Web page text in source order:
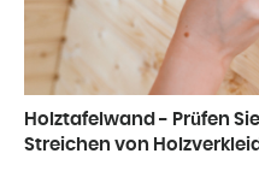
Holztafelwand - Prüfen
Streichen von